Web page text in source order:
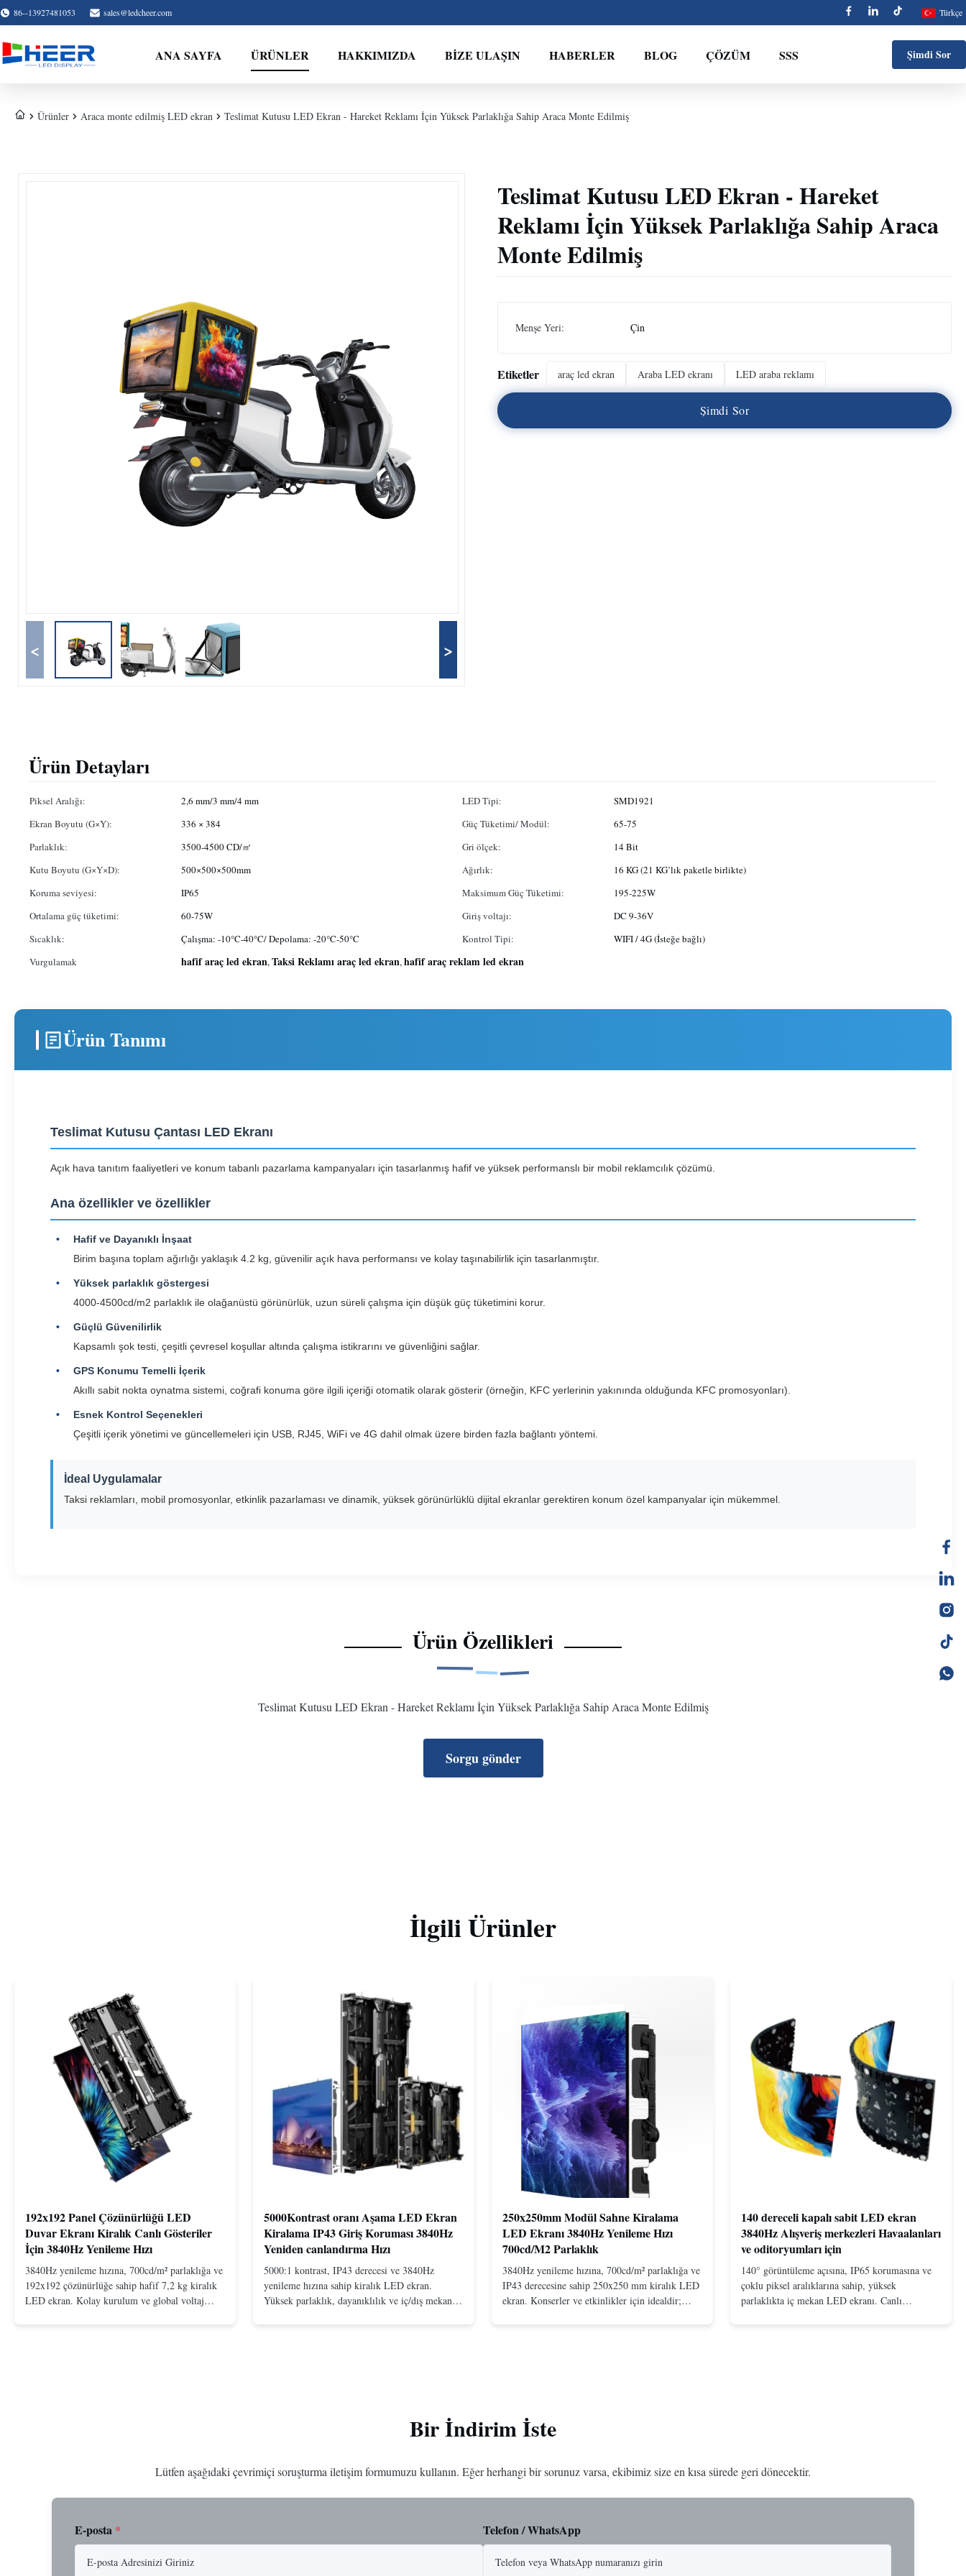
86--13927481053 sales@ledcheer.com Türkçe
ANA SAYFA ÜRÜNLER HAKKIMIZDA BIZE ULAŞIN HABERLER BLOG ÇÖZÜM SSS Şimdi Sor
Ürünler Araca monte edilmiş LED ekran Teslimat Kutusu LED Ekran - Hareket Reklamı İçin Yüksek Parlaklığa Sahip Araca Monte Edilmiş
< >
Teslimat Kutusu LED Ekran - Hareket
Reklamı İçin Yüksek Parlaklığa Sahip Araca
Monte Edilmiş
Menşe Yeri: Çin
Etiketler araç led ekran Araba LED ekranı LED araba reklamı
Şimdi Sor
Ürün Detayları
Piksel Aralığı: 2,6 mm/3 mm/4 mm LED Tipi:
SMD1921
Ekran Boyutu (G×Y):
336 × 384 Güç Tüketimi/ Modül:
65-75
Parlaklık:
3500-4500 CD/㎡ Gri ölçek:
14 Bit
Kutu Boyutu (G×Y×D):
500×500×500mm Ağırlık:
16 KG (21 KG’lık paketle birlikte)
Koruma seviyesi:
IP65 Maksimum Güç Tüketimi:
195-225W
Ortalama güç tüketimi:
60-75W Giriş voltajı:
DC 9-36V
Sıcaklık:
Çalışma: -10°C-40°C/ Depolama: -20°C-50°C Kontrol Tipi:
WIFI / 4G (İsteğe bağlı)
Vurgulamak
hafif araç led ekran,Taksi Reklamı araç led ekran,hafif araç reklam led ekran
Ürün Tanımı
Teslimat Kutusu Çantası LED Ekranı
Açık hava tanıtım faaliyetleri ve konum tabanlı pazarlama kampanyaları için tasarlanmış hafif ve yüksek performanslı bir mobil reklamcılık çözümü.
Ana özellikler ve özellikler
Hafif ve Dayanıklı İnşaat
Birim başına toplam ağırlığı yaklaşık 4.2 kg, güvenilir açık hava performansı ve kolay taşınabilirlik için tasarlanmıştır.
Yüksek parlaklık göstergesi
4000-4500cd/m2 parlaklık ile olağanüstü görünürlük, uzun süreli çalışma için düşük güç tüketimini korur.
Güçlü Güvenilirlik
Kapsamlı şok testi, çeşitli çevresel koşullar altında çalışma istikrarını ve güvenliğini sağlar.
GPS Konumu Temelli İçerik
Akıllı sabit nokta oynatma sistemi, coğrafi konuma göre ilgili içeriği otomatik olarak gösterir (örneğin, KFC yerlerinin yakınında olduğunda KFC promosyonları).
Esnek Kontrol Seçenekleri
Çeşitli içerik yönetimi ve güncellemeleri için USB, RJ45, WiFi ve 4G dahil olmak üzere birden fazla bağlantı yöntemi.
İdeal Uygulamalar
Taksi reklamları, mobil promosyonlar, etkinlik pazarlaması ve dinamik, yüksek görünürlüklü dijital ekranlar gerektiren konum özel kampanyalar için mükemmel.
Ürün Özellikleri
Teslimat Kutusu LED Ekran - Hareket Reklamı İçin Yüksek Parlaklığa Sahip Araca Monte Edilmiş
Sorgu gönder
İlgili Ürünler
192x192 Panel Çözünürlüğü LED
Duvar Ekranı Kiralık Canlı Gösteriler
İçin 3840Hz Yenileme Hızı
3840Hz yenileme hızına, 700cd/m² parlaklığa ve
192x192 çözünürlüğe sahip hafif 7,2 kg kiralık
LED ekran. Kolay kurulum ve global voltaj
5000Kontrast oranı Aşama LED Ekran
Kiralama IP43 Giriş Koruması 3840Hz
Yeniden canlandırma Hızı
5000:1 kontrast, IP43 derecesi ve 3840Hz
yenileme hızına sahip kiralık LED ekran.
Yüksek parlaklık, dayanıklılık ve iç/dış mekan
250x250mm Modül Sahne Kiralama
LED Ekranı 3840Hz Yenileme Hızı
700cd/M2 Parlaklık
3840Hz yenileme hızına, 700cd/m² parlaklığa ve
IP43 derecesine sahip 250x250 mm kiralık LED
ekran. Konserler ve etkinlikler için idealdir;
140 dereceli kapalı sabit LED ekran
3840Hz Alışveriş merkezleri Havaalanları
ve oditoryumları için
140° görüntüleme açısına, IP65 korumasına ve
çoklu piksel aralıklarına sahip, yüksek
parlaklıkta iç mekan LED ekranı. Canlı
Bir İndirim İste
Lütfen aşağıdaki çevrimiçi soruşturma iletişim formumuzu kullanın. Eğer herhangi bir sorunuz varsa, ekibimiz size en kısa sürede geri dönecektir.
E-posta * Telefon / WhatsApp